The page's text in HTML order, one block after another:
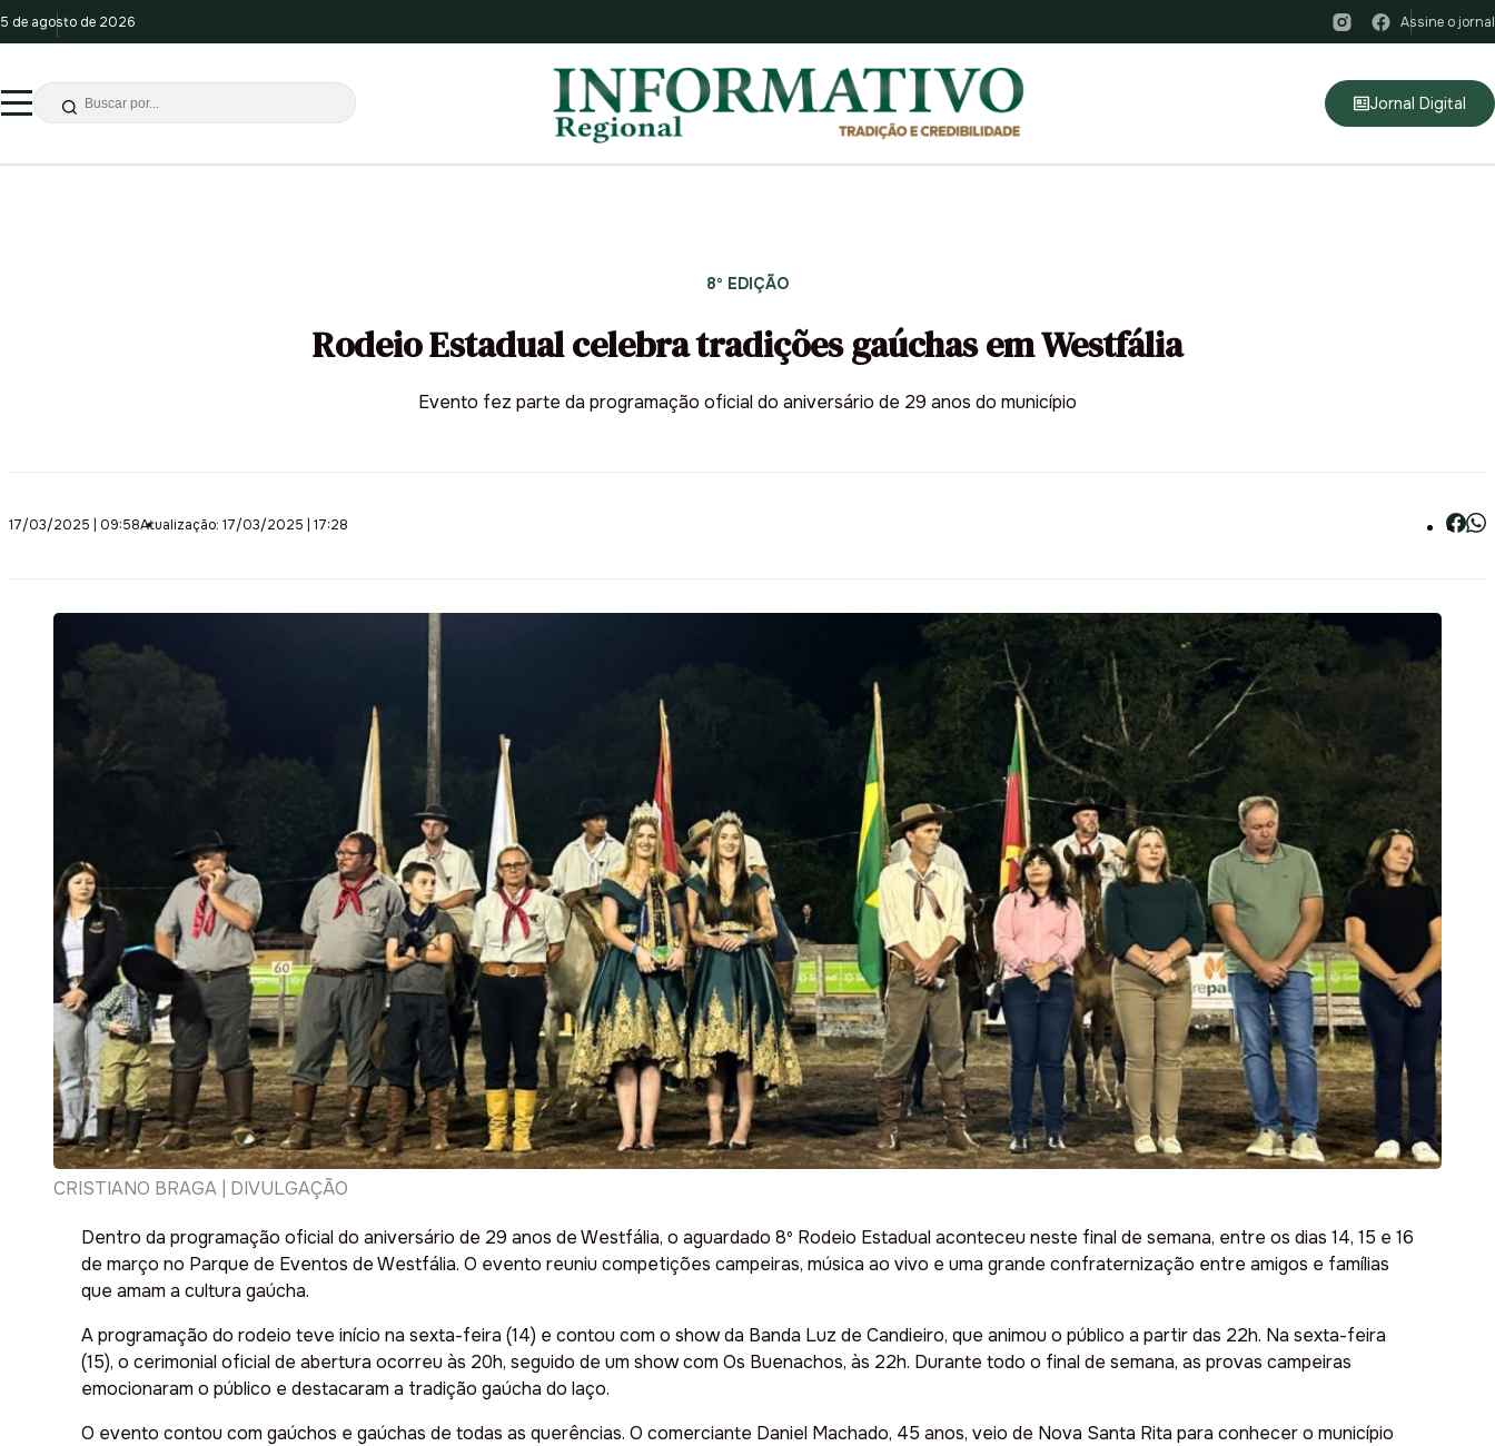
5 de agosto de 2026 Assine o jornal
Jornal Digital
8º EDIÇÃO
Rodeio Estadual celebra tradições gaúchas em Westfália
Evento fez parte da programação oficial do aniversário de 29 anos do município
17/03/2025 | 09:58Atualização: 17/03/2025 | 17:28
CRISTIANO BRAGA | DIVULGAÇÃO
Dentro da programação oficial do aniversário de 29 anos de Westfália, o aguardado 8º Rodeio Estadual aconteceu neste final de semana, entre os dias 14, 15 e 16
de março no Parque de Eventos de Westfália. O evento reuniu competições campeiras, música ao vivo e uma grande confraternização entre amigos e famílias
que amam a cultura gaúcha.
A programação do rodeio teve início na sexta-feira (14) e contou com o show da Banda Luz de Candieiro, que animou o público a partir das 22h. Na sexta-feira
(15), o cerimonial oficial de abertura ocorreu às 20h, seguido de um show com Os Buenachos, às 22h. Durante todo o final de semana, as provas campeiras
emocionaram o público e destacaram a tradição gaúcha do laço.
O evento contou com gaúchos e gaúchas de todas as querências. O comerciante Daniel Machado, 45 anos, veio de Nova Santa Rita para conhecer o município